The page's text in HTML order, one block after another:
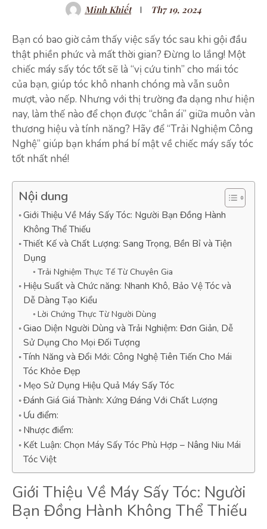
Minh Khiết Th7 19, 2024
Bạn có bao giờ cảm thấy việc sấy tóc sau khi gội đầu
thật phiền phức và mất thời gian? Đừng lo lắng! Một
chiếc máy sấy tóc tốt sẽ là “vị cứu tinh” cho mái tóc
của bạn, giúp tóc khô nhanh chóng mà vẫn suôn
mượt, vào nếp. Nhưng với thị trường đa dạng như hiện
nay, làm thế nào để chọn được “chân ái” giữa muôn vàn
thương hiệu và tính năng? Hãy để “Trải Nghiệm Công
Nghệ” giúp bạn khám phá bí mật về chiếc máy sấy tóc
tốt nhất nhé!
Nội dung
Giới Thiệu Về Máy Sấy Tóc: Người Bạn Đồng Hành
Không Thể Thiếu
Thiết Kế và Chất Lượng: Sang Trọng, Bền Bỉ và Tiện
Dụng
Trải Nghiệm Thực Tế Từ Chuyên Gia
Hiệu Suất và Chức năng: Nhanh Khô, Bảo Vệ Tóc và
Dễ Dàng Tạo Kiểu
Lời Chứng Thực Từ Người Dùng
Giao Diện Người Dùng và Trải Nghiệm: Đơn Giản, Dễ
Sử Dụng Cho Mọi Đối Tượng
Tính Năng và Đổi Mới: Công Nghệ Tiên Tiến Cho Mái
Tóc Khỏe Đẹp
Mẹo Sử Dụng Hiệu Quả Máy Sấy Tóc
Đánh Giá Giá Thành: Xứng Đáng Với Chất Lượng
Ưu điểm:
Nhược điểm:
Kết Luận: Chọn Máy Sấy Tóc Phù Hợp – Nâng Niu Mái
Tóc Việt
Giới Thiệu Về Máy Sấy Tóc: Người
Bạn Đồng Hành Không Thể Thiếu